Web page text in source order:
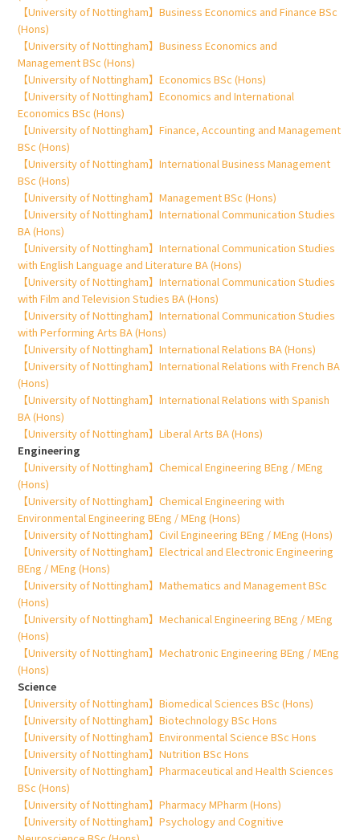
【University of Nottingham】Business Economics and Finance BSc
(Hons)
【University of Nottingham】Business Economics and
Management BSc (Hons)
【University of Nottingham】Economics BSc (Hons)
【University of Nottingham】Economics and International
Economics BSc (Hons)
【University of Nottingham】Finance, Accounting and Management
BSc (Hons)
【University of Nottingham】International Business Management
BSc (Hons)
【University of Nottingham】Management BSc (Hons)
【University of Nottingham】International Communication Studies
BA (Hons)
【University of Nottingham】International Communication Studies
with English Language and Literature BA (Hons)
【University of Nottingham】International Communication Studies
with Film and Television Studies BA (Hons)
【University of Nottingham】International Communication Studies
with Performing Arts BA (Hons)
【University of Nottingham】International Relations BA (Hons)
【University of Nottingham】International Relations with French BA
(Hons)
【University of Nottingham】International Relations with Spanish
BA (Hons)
【University of Nottingham】Liberal Arts BA (Hons)
Engineering
【University of Nottingham】Chemical Engineering BEng / MEng
(Hons)
【University of Nottingham】Chemical Engineering with
Environmental Engineering BEng / MEng (Hons)
【University of Nottingham】Civil Engineering BEng / MEng (Hons)
【University of Nottingham】Electrical and Electronic Engineering
BEng / MEng (Hons)
【University of Nottingham】Mathematics and Management BSc
(Hons)
【University of Nottingham】Mechanical Engineering BEng / MEng
(Hons)
【University of Nottingham】Mechatronic Engineering BEng / MEng
(Hons)
Science
【University of Nottingham】Biomedical Sciences BSc (Hons)
【University of Nottingham】Biotechnology BSc Hons
【University of Nottingham】Environmental Science BSc Hons
【University of Nottingham】Nutrition BSc Hons
【University of Nottingham】Pharmaceutical and Health Sciences
BSc (Hons)
【University of Nottingham】Pharmacy MPharm (Hons)
【University of Nottingham】Psychology and Cognitive